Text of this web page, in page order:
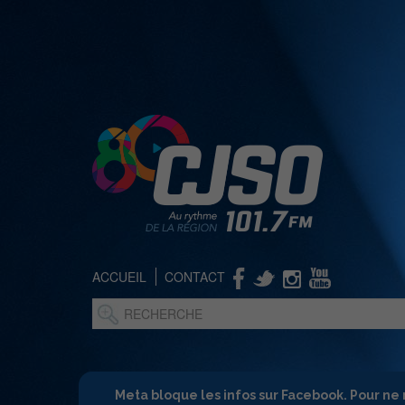
ACCUEIL CONTACT
Meta bloque les infos sur Facebook. Pour